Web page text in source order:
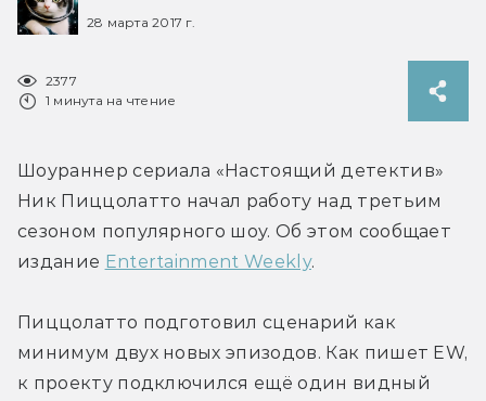
28 марта 2017 г.
2377
1 минута на чтение
Шоураннер сериала «Настоящий детектив»
Ник Пиццолатто начал работу над третьим
сезоном популярного шоу. Об этом сообщает
издание Entertainment Weekly.
Пиццолатто подготовил сценарий как
минимум двух новых эпизодов. Как пишет EW,
к проекту подключился ещё один видный